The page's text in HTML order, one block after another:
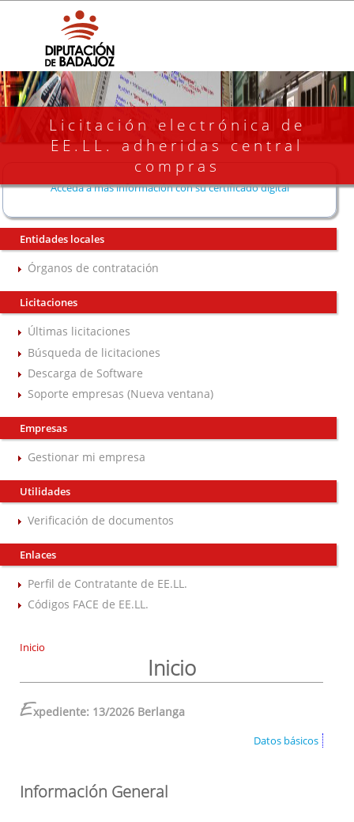
Licitación electrónica de
EE.LL. adheridas central
compras
Acceda a más información con su certificado digital
Entidades locales
Órganos de contratación
Licitaciones
Últimas licitaciones
Búsqueda de licitaciones
Descarga de Software
Soporte empresas (Nueva ventana)
Empresas
Gestionar mi empresa
Utilidades
Verificación de documentos
Enlaces
Perfil de Contratante de EE.LL.
Códigos FACE de EE.LL.
Inicio
Inicio
Expediente: 13/2026 Berlanga
Datos básicos
Información General